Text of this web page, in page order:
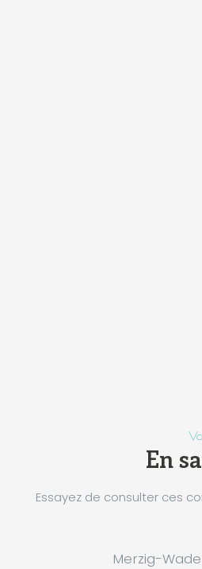
En
Essayez de consulter ces
Merzig-